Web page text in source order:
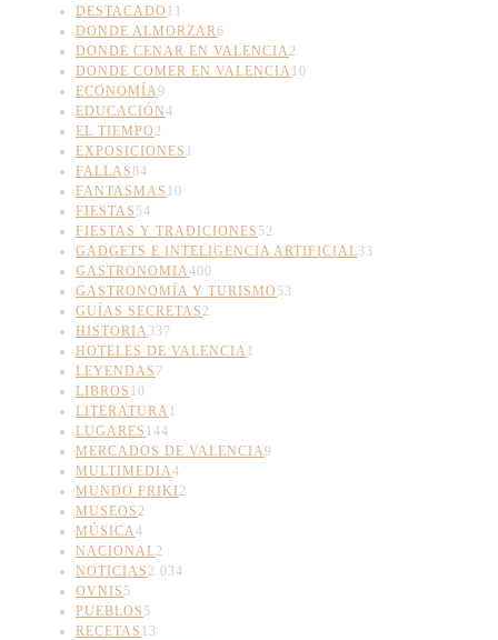
DESTACADO 11
DONDE ALMORZAR6
DONDE CENAR EN VALENCIA2
DONDE COMER EN VALENCIA10
ECONOMÍA9
EDUCACIÓN4
EL TIEMPO 2
EXPOSICIONES 1
FALLAS84
FANTASMAS 10
FIESTAS 54
FIESTAS Y TRADICIONES 52
GADGETS E INTELIGENCIA ARTIFICIAL33
GASTRONOMIA400
GASTRONOMÍA Y TURISMO 53
GUÍAS SECRETAS 2
HISTORIA337
HOTELES DE VALENCIA1
LEYENDAS 7
LIBROS 10
LITERATURA1
LUGARES 144
MERCADOS DE VALENCIA9
MULTIMEDIA4
MUNDO FRIKI2
MUSEOS 2
MÚSICA4
NACIONAL2
NOTICIAS 2.034
OVNIS 5
PUEBLOS 5
RECETAS 13